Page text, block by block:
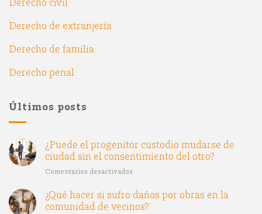
Derecho de extranjería
Derecho de familia
Derecho penal
Últimos posts
¿Puede el progenitor custodio mudarse de
ciudad sin el consentimiento del otro?
Comentarios desactivados
el
progenitor
¿Qué hacer si sufro daños por obras en la
comunidad de vecinos?